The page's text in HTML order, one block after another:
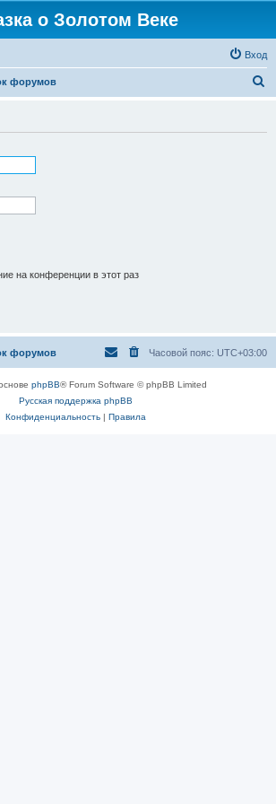
о Золотом Веке
Вход
форумов
на конференции в этот раз
форумов Часовой пояс: UTC+03:00
phpBB® Forum Software © phpBB Limited
Русская поддержка phpBB
Конфиденциальность| Правила